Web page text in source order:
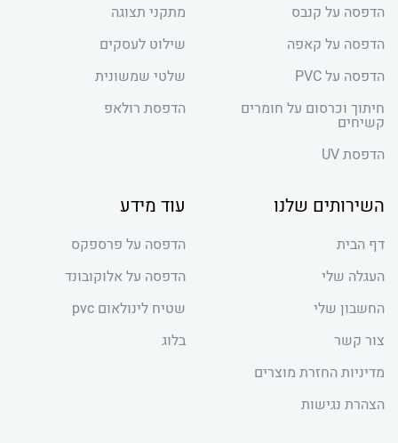
הדפסה על קנבס
הדפסה על קאפה
הדפסה על PVC
חיתוך וכרסום על חומרים
קשיחים
הדפסת UV
מתקני תצוגה
שילוט לעסקים
שלטי שמשונית
הדפסת רולאפ
השירותים שלנו
דף הבית
העגלה שלי
החשבון שלי
צור קשר
מדיניות החזרת מוצרים
הצהרת נגישות
עוד מידע
הדפסה על פרספקס
הדפסה על אלוקובונד
שטיח לינולאום pvc
בלוג